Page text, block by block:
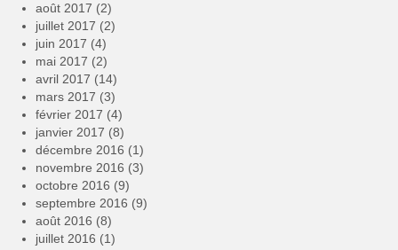
août 2017 (2)
juillet 2017 (2)
juin 2017 (4)
mai 2017 (2)
avril 2017 (14)
mars 2017 (3)
février 2017 (4)
janvier 2017 (8)
décembre 2016 (1)
novembre 2016 (3)
octobre 2016 (9)
septembre 2016 (9)
août 2016 (8)
juillet 2016 (1)